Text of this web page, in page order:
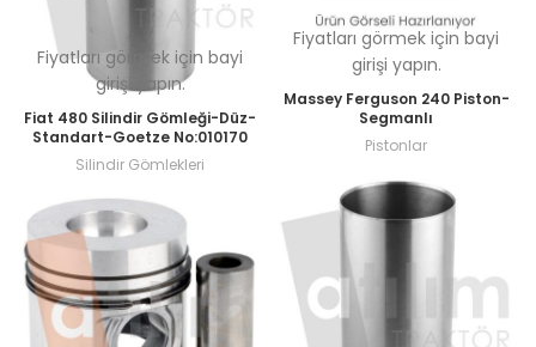
Fiyatları görmek için bayi
girişi yapın.
Massey Ferguson 240 Piston-
Segmanlı
Pistonlar
Fiyatları görmek için bayi
girişi yapın.
Fiat 480 Silindir Gömleği-Düz-
Standart-Goetze No:010170
Silindir Gömlekleri